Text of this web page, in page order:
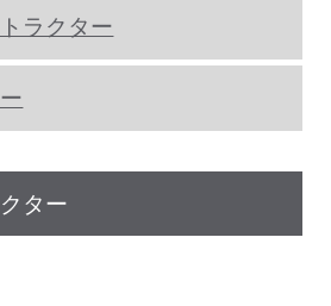
ラクター
ター